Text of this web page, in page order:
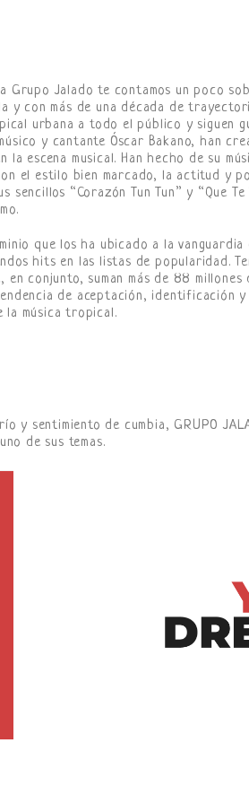
Grupo Jalado te contamos un poco
y con más de una década de
urbana a todo el público y siguen
y cantante Óscar Bakano, han
la escena musical. Han hecho de su
el estilo bien marcado, la actitud y
sencillos “Corazón Tun Tun” y “Que
que los ha ubicado a la vanguardia
hits en las listas de popularidad.
en conjunto, suman más de 88 millones
de aceptación, identificación
la música tropical.
y sentimiento de cumbia, GRUPO
de sus temas.